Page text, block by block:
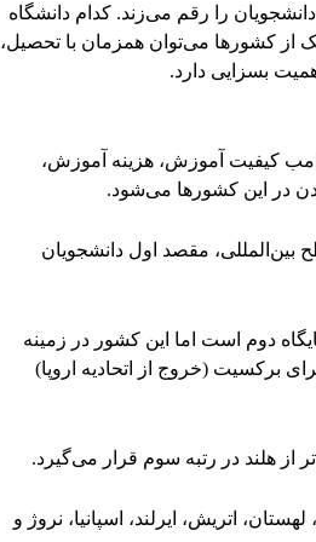
را رقم می‌زند. کدام دانشگاه
از کشورها می‌توان همزمان با تحصیل،
بسزایی دارد.
کیفیت آموزش، هزینه آموزش،
در این کشورها می‌شود.
بین‌المللی، مقصد اول دانشجویان
دوم است اما این کشور در زمینه
برکسیت (خروج از اتحادیه اروپا)
از هلند در رتبه سوم قرار می‌گیرد.
اتریش، ایرلند، اسپانیا، نروژ و